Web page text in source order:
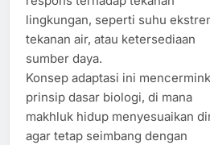
lingkungan, seperti suhu
tekanan air, atau ketersediaan
sumber daya.
Konsep adaptasi ini
prinsip dasar biologi, di mana
makhluk hidup menyesuaikan
agar tetap seimbang dengan